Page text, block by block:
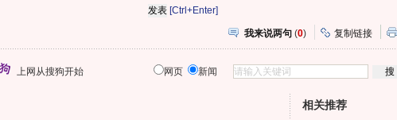
[Ctrl+Enter]
我来说两句 (0) 复制链接
上网从搜狗开始 网页 新闻
相关推荐